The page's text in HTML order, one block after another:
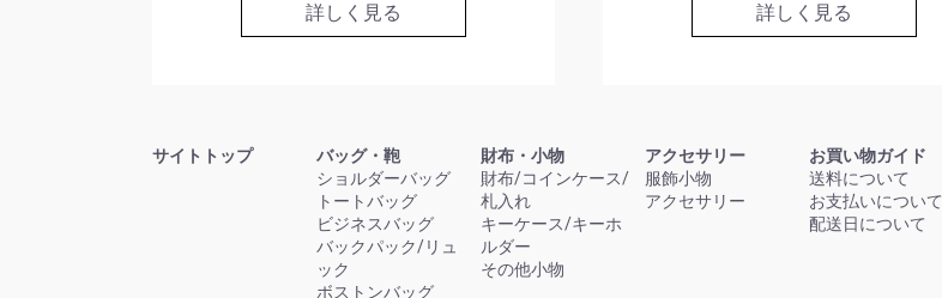
詳しく見る 詳しく見る
サイトトップ
バッグ・鞄
ショルダーバッグ
トートバッグ
ビジネスバッグ
バックパック/リュ
ック
ボストンバッグ
財布・小物
財布/コインケース/
札入れ
キーケース/キーホ
ルダー
その他小物
アクセサリー
服飾小物
アクセサリー
お買い物ガイド
送料について
お支払いについて
配送日について